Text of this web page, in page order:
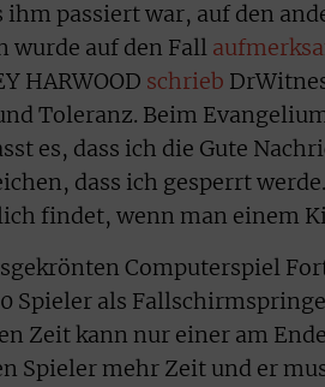
ihm passiert war, auf den
wurde auf den Fall
HARWOOD schrieb
Toleranz. Beim
es, dass ich die Gute
dass ich gesperrt
findet, wenn man einem
Computerspiel
Spieler als
Zeit kann nur einer am
Spieler mehr Zeit und er